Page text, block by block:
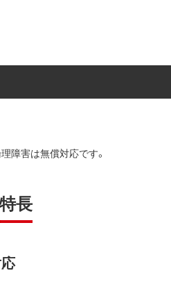
障害は無償対応です。
特長